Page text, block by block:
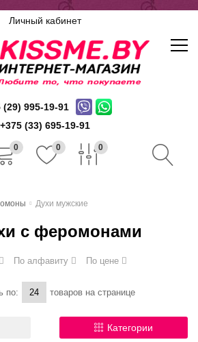
Личный кабинет
(29) 995-19-91
+375 (33) 695-19-91
0 0 0
Каталог
Скидочная система
Духи мужские
с феромонами
По алфавиту По цене
по: товаров на странице
Категории